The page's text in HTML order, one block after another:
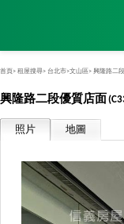
首頁> 租屋搜尋> 台北市>文山區> 興隆路二
興隆路二段優質店面
照片 地圖